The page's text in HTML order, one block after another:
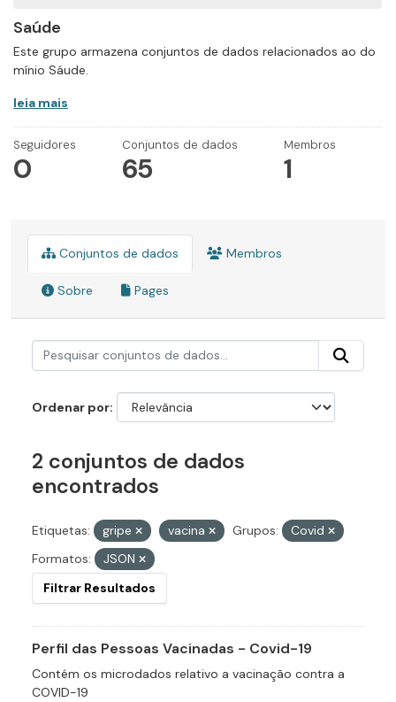
Saúde
Este grupo armazena conjuntos de dados relacionados ao do
mínio Sáude.
leia mais
Seguidores
0
Conjuntos de dados
65
Membros
1
Conjuntos de dados Membros
Sobre Pages
Ordenar por
2 conjuntos de dados
encontrados
Etiquetas: gripe vacina Grupos:
Covid
Formatos:
JSON
Filtrar Resultados
Perfil das Pessoas Vacinadas - Covid-19
Contém os microdados relativo a vacinação contra a
COVID-19